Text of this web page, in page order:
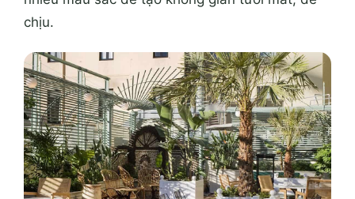
chịu.